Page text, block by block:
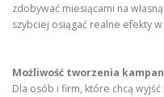
zdobywać miesiącami na
szybciej osiągać realne efekty
Możliwość tworzenia
Dla osób i firm, które chcą